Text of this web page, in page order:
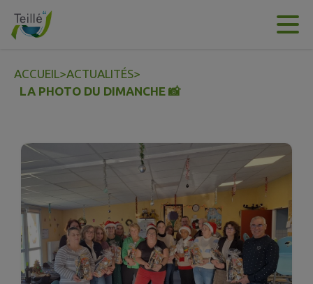
Contenu
ACCUEIL>ACTUALITÉS>
LA PHOTO DU DIMANCHE 📸